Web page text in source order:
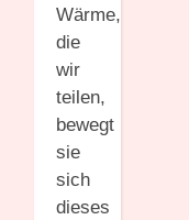
Wärme,
die
wir
teilen,
bewegt
sie
sich
dieses